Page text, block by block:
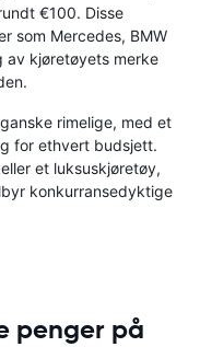
€100. Disse
som Mercedes, BMW
av kjøretøyets merke
rimelige, med et
for ethvert budsjett.
et luksuskjøretøy,
konkurransedyktige
penger på